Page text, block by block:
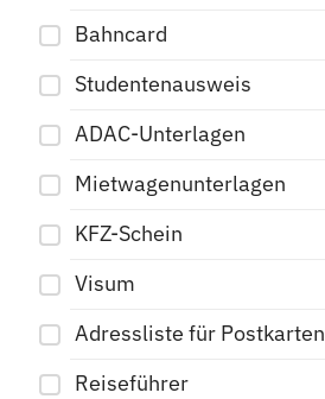
Bahncard
Studentenausweis
ADAC-Unterlagen
Mietwagenunterlagen
KFZ-Schein
Visum
Adressliste für Postkarten
Reiseführer